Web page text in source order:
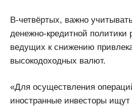
В-четвёртых, важно
денежно-кредитной политики
ведущих к снижению
высокодоходных валют.
«Для осуществления
иностранные инвесторы